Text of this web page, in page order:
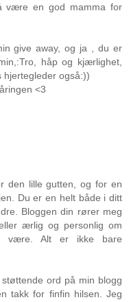
være en god mamma for
give away, og ja , du er
håp og kjærlighet,
hjertegleder også:))
<3
den lille gutten, og for en
Du er en helt både i ditt
Bloggen din rører meg
ærlig og personlig om
være. Alt er ikke bare
ord på min blogg
takk for finfin hilsen. Jeg